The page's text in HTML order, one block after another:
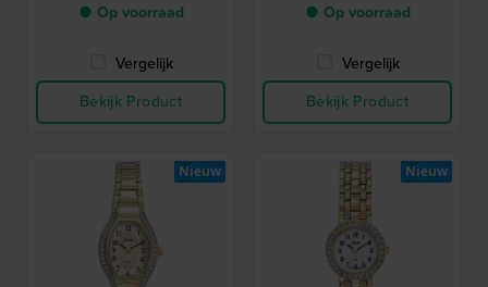
● Op voorraad
Vergelijk
Bekijk Product
● Op voorraad
Vergelijk
Bekijk Product
Nieuw Nieuw